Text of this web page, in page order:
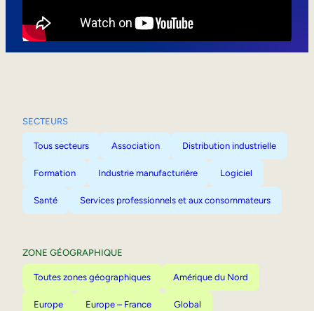
SECTEURS
Tous secteurs Association Distribution industrielle
Formation Industrie manufacturière Logiciel
Santé Services professionnels et aux consommateurs
ZONE GÉOGRAPHIQUE
Toutes zones géographiques Amérique du Nord
Europe Europe – France Global